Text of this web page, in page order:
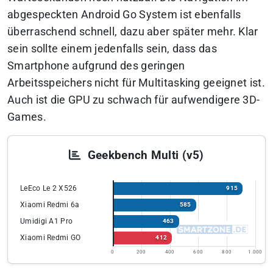
abgespeckten Android Go System ist ebenfalls
überraschend schnell, dazu aber später mehr. Klar
sein sollte einem jedenfalls sein, dass das
Smartphone aufgrund des geringen
Arbeitsspeichers nicht für Multitasking geeignet ist.
Auch ist die GPU zu schwach für aufwendigere 3D-
Games.
Geekbench Multi (v5)
LeEco Le 2 X526 915
Xiaomi Redmi 6a 585
Umidigi A1 Pro 463
Xiaomi Redmi GO 412
0 200 400 600 800 1.000